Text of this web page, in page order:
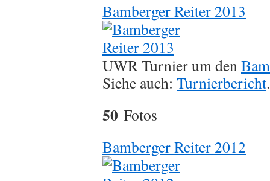
Bamberger Reiter 2013
UWR Turnier um den
Siehe auch: Turnierbericht.
50 Fotos
Bamberger Reiter 2012